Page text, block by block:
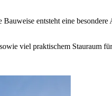
entsteht eine
viel praktischem Stauraum